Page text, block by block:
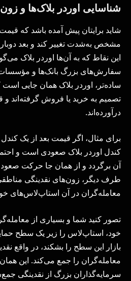
شناسایی اوردر بلاک‌ها و
شاید برایتان پیش آمده باشد که
مشخص به‌شدت تغییر کند و بعد
این نقاط که به آن‌ها اوردر بلاک
سفارش‌های بزرگ بانک‌ها و مؤسسات
ساده‌تر، اوردر بلاک همان جایی است
تصمیم به خرید یا فروش گرفته‌اند
درآورده‌اند.
برای مثال، اگر قیمت بعد از یک کندل
کندل اوردر بلاک صعودی است و
آن برگردد و از همان جا حرکت
طرف دیگر، زون‌های نقدینگی
معامله‌گران در آن استاپ‌لاس‌های خود
تصور کنید شما و بسیاری از
خود، استاپ‌لاس را زیر یک سطح
بازار این سطح را بشکند، در واقع
معامله‌گران را جمع می‌کند. این
سرمایه‌گذاران بزرگ از نقدینگی